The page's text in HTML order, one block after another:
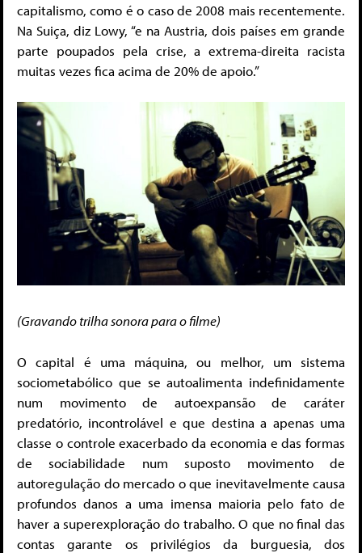
capitalismo, como é o caso de 2008 mais recentemente.
Na Suiça, diz Lowy, “e na Austria, dois países em grande
parte poupados pela crise, a extrema-direita racista
muitas vezes fica acima de 20% de apoio.”
(Gravando trilha sonora para o filme)
O capital é uma máquina, ou melhor, um sistema
sociometabólico que se autoalimenta indefinidamente
num movimento de autoexpansão de caráter
predatório, incontrolável e que destina a apenas uma
classe o controle exacerbado da economia e das formas
de sociabilidade num suposto movimento de
autoregulação do mercado o que inevitavelmente causa
profundos danos a uma imensa maioria pelo fato de
haver a superexploração do trabalho. O que no final das
contas garante os privilégios da burguesia, dos